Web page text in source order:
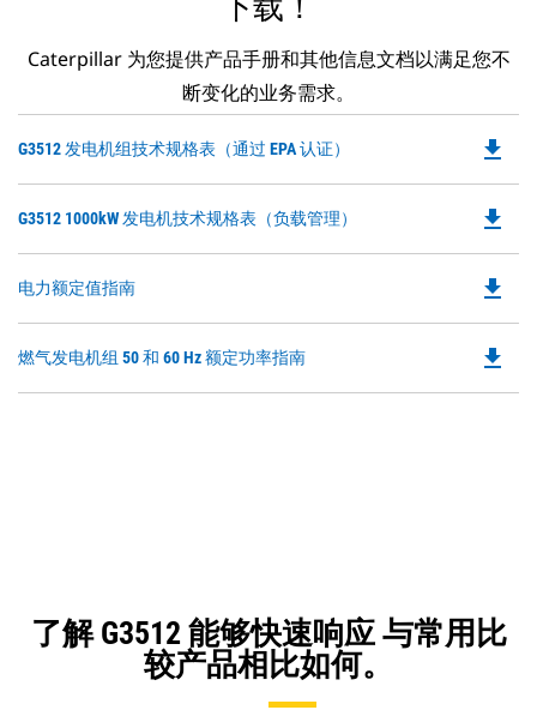
下载！
Caterpillar 为您提供产品手册和其他信息文档以满足您不
断变化的业务需求。
G3512 发电机组技术规格表（通过 EPA 认证）
a
file_download
G3512 1000kW 发电机技术规格表（负载管理）
a
file_download
电力额定值指南
a
file_download
燃气发电机组 50 和 60 Hz 额定功率指南 file_download
了解 G3512 能够快速响应 与常用比
较产品相比如何。